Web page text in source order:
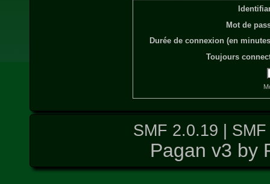
Mot de
Durée de connexion (en
Toujours
SMF 2.0.19
Pagan v3 by